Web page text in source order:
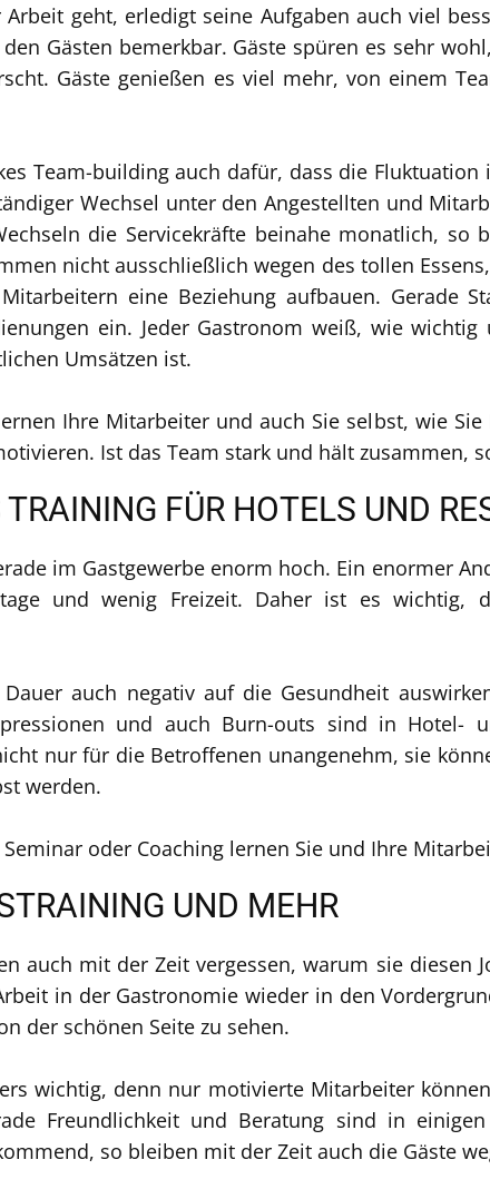
geht, erledigt seine Aufgaben auch viel
Gästen bemerkbar. Gäste spüren es sehr
Gäste genießen es viel mehr, von einem
Team-building auch dafür, dass die
Wechsel unter den Angestellten und
die Servicekräfte beinahe monatlich, so
nicht ausschließlich wegen des tollen
eine Beziehung aufbauen. Gerade
ein. Jeder Gastronom weiß, wie
Umsätzen ist.
Ihre Mitarbeiter und auch Sie selbst, wie
Ist das Team stark und hält zusammen,
FÜR HOTELS UND
im Gastgewerbe enorm hoch. Ein enormer
und wenig Freizeit. Daher ist es
auch negativ auf die Gesundheit
und auch Burn-outs sind in Hotel-
nur für die Betroffenen unangenehm, sie
werden.
oder Coaching lernen Sie und Ihre
UND MEHR
auch mit der Zeit vergessen, warum sie diesen
in der Gastronomie wieder in den
der schönen Seite zu sehen.
wichtig, denn nur motivierte Mitarbeiter
Freundlichkeit und Beratung sind in
so bleiben mit der Zeit auch die Gäste